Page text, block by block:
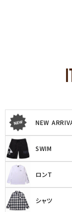
NEW
SWIM
ロンT
シャツ